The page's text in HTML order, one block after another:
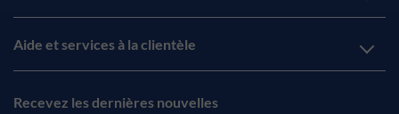
Aide et services à la clientèle
Recevez les dernières nouvelles